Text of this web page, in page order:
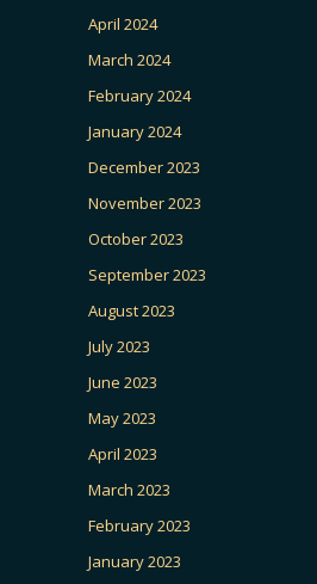
April 2024
March 2024
February 2024
January 2024
December 2023
November 2023
October 2023
September 2023
August 2023
July 2023
June 2023
May 2023
April 2023
March 2023
February 2023
January 2023